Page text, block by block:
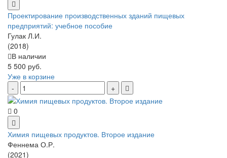
Проектирование производственных зданий пищевых
предприятий: учебное пособие
Гулак Л.И.
(2018)
В наличии
5 500 руб.
Уже в корзине
0
Химия пищевых продуктов. Второе издание
Феннема О.Р.
(2021)